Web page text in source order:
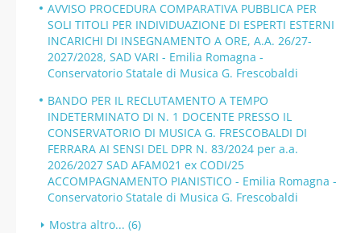
AVVISO PROCEDURA COMPARATIVA PUBBLICA PER
SOLI TITOLI PER INDIVIDUAZIONE DI ESPERTI ESTERNI
INCARICHI DI INSEGNAMENTO A ORE, A.A. 26/27-
2027/2028, SAD VARI - Emilia Romagna -
Conservatorio Statale di Musica G. Frescobaldi
BANDO PER IL RECLUTAMENTO A TEMPO
INDETERMINATO DI N. 1 DOCENTE PRESSO IL
CONSERVATORIO DI MUSICA G. FRESCOBALDI DI
FERRARA AI SENSI DEL DPR N. 83/2024 per a.a.
2026/2027 SAD AFAM021 ex CODI/25
ACCOMPAGNAMENTO PIANISTICO - Emilia Romagna -
Conservatorio Statale di Musica G. Frescobaldi
Mostra altro... (6)